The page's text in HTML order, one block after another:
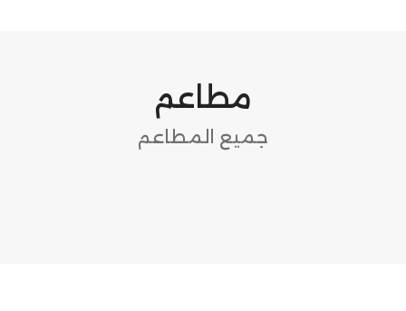
مطاعم
جميع المطاعم